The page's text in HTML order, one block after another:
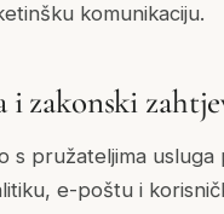
komunikaciju.
i zakonski
s pružateljima
e-poštu i